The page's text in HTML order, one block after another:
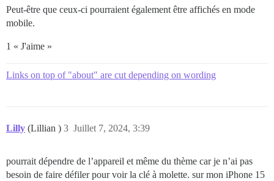
Peut-être que ceux-ci pourraient également être affichés en mode
mobile.
1 « J'aime »
Links on top of "about" are cut depending on wording
Lilly (Lillian ) Juillet 7, 2024, 3:39
3
pourrait dépendre de l’appareil et même du thème car je n’ai pas
besoin de faire défiler pour voir la clé à molette. sur mon iPhone 15